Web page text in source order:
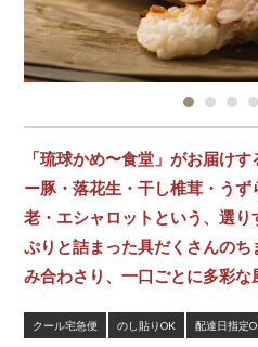
「琉球かめ〜食堂」がお届け
ー豚・落花生・干し椎茸・う
老・エシャロットという、選
ぷりと詰まった具だくさんの
み合わさり、一口ごとに多彩な
クール宅急便 のし貼りOK 配達日指定